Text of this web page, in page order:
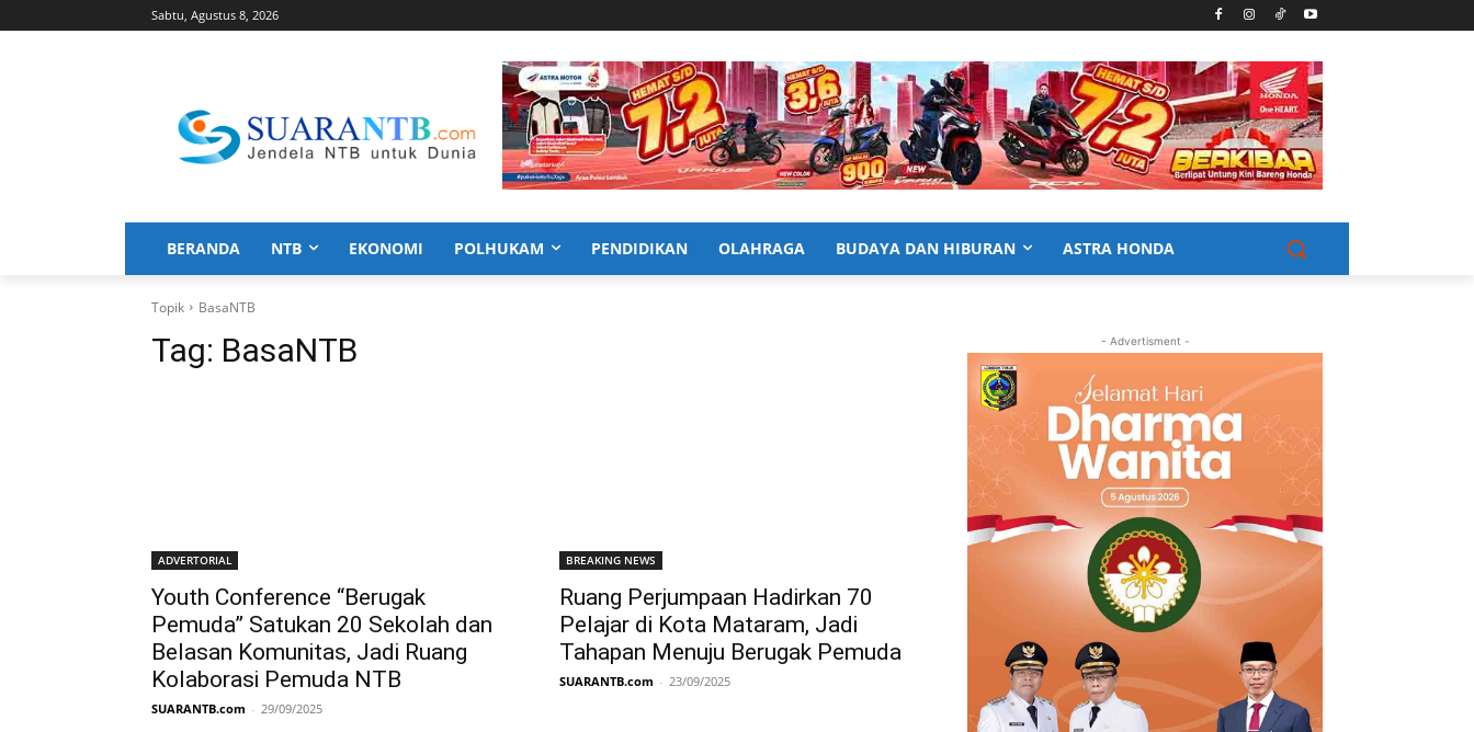
Sabtu, Agustus 8, 2026
BERANDA NTB EKONOMI POLHUKAM PENDIDIKAN OLAHRAGA BUDAYA DAN HIBURAN ASTRA HONDA
Topik BasaNTB
Tag: BasaNTB
ADVERTORIAL
Youth Conference “Berugak
Pemuda” Satukan 20 Sekolah dan
Belasan Komunitas, Jadi Ruang
Kolaborasi Pemuda NTB
SUARANTB.com - 29/09/2025
BREAKING NEWS
Ruang Perjumpaan Hadirkan 70
Pelajar di Kota Mataram, Jadi
Tahapan Menuju Berugak Pemuda
SUARANTB.com - 23/09/2025
- Advertisment -